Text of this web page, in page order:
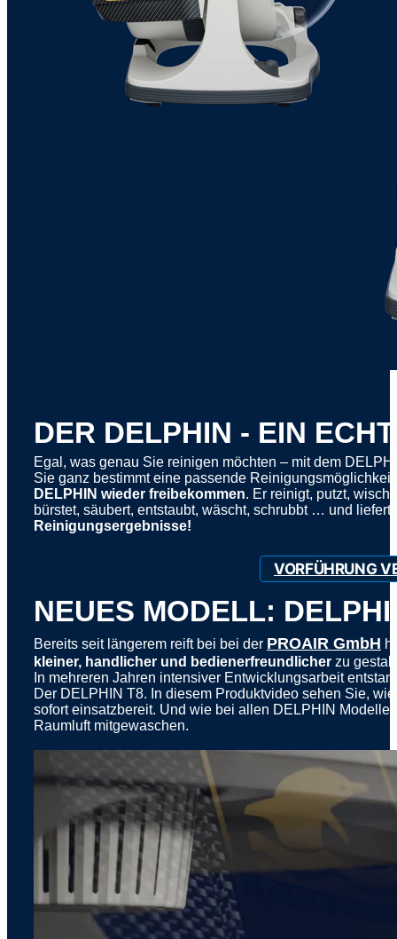
DER DELPHIN - EIN
Egal, was genau Sie reinigen möchten – mit dem
Sie ganz bestimmt eine passende
DELPHIN wieder freibekommen. Er reinigt, putzt,
bürstet, säubert, entstaubt, wäscht, schrubbt … und
Reinigungsergebnisse!
VORFÜHRUNG
NEUES MODELL:
Bereits seit längerem reift bei bei der PROAIR GmbH
kleiner, handlicher und bedienerfreundlicher zu
In mehreren Jahren intensiver Entwicklungsarbeit
Der DELPHIN T8. In diesem Produktvideo sehen Sie,
sofort einsatzbereit. Und wie bei allen DELPHIN
Raumluft mitgewaschen.